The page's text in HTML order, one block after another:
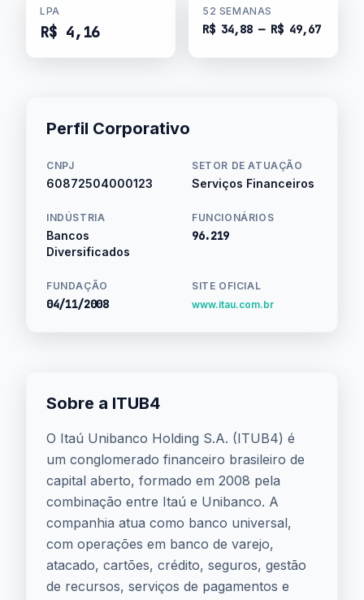
LPA
R$ 4,16
52 SEMANAS
R$ 34,88 — R$ 49,67
Perfil Corporativo
CNPJ
60872504000123
SETOR DE ATUAÇÃO
Serviços Financeiros
INDÚSTRIA
Bancos
Diversificados
FUNCIONÁRIOS
96.219
FUNDAÇÃO
04/11/2008
SITE OFICIAL
www.itau.com.br
Sobre a ITUB4
O Itaú Unibanco Holding S.A. (ITUB4) é
um conglomerado financeiro brasileiro de
capital aberto, formado em 2008 pela
combinação entre Itaú e Unibanco. A
companhia atua como banco universal,
com operações em banco de varejo,
atacado, cartões, crédito, seguros, gestão
de recursos, serviços de pagamentos e